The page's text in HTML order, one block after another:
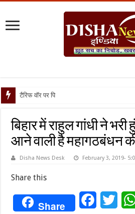
टैरिफ वॉर पर पिघली बर्फ, ट्रंप
बिहार में राहुल गांधी ने
आने वाली है महागठबंधन
Disha News Desk February 3, 2019-
Share this
Share Facebook